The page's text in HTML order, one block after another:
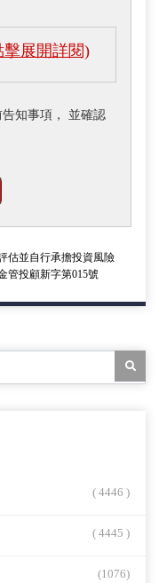
展開詳閱)
知事項， 並確認
估並自行承擔投資風險
管投顧新字第015號
( 4446 )
( 4445 )
(1076)